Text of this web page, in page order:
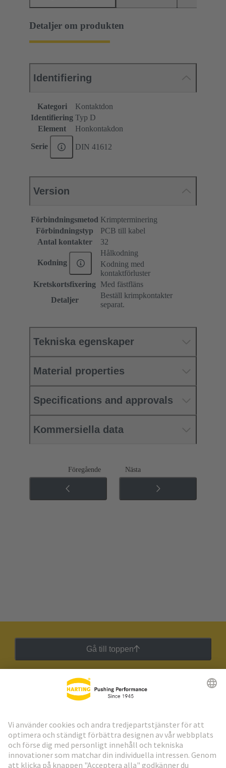
Detaljer om produkten
Identifiering
Kategori
Kontaktdon
Identifiering Typ D
Element
Honkontakdon
Serie DIN 41612
Version
Förbindningsmetod Krimpterminering
Förbindningstyp
PCB till kabel
Antal kontakter
32
Kodning
Hålkodning
Kodning med
kontaktförluster
Kretskortsfixering
Med fästfläns
Detaljer
Beställ krimpkontakter
separat.
Tekniska egenskaper
Material properties
Specifications and approvals
Kommersiella data
Föregående Nästa
Gå till toppen
HARTING:s nyhetsbrev
Gå till registrering